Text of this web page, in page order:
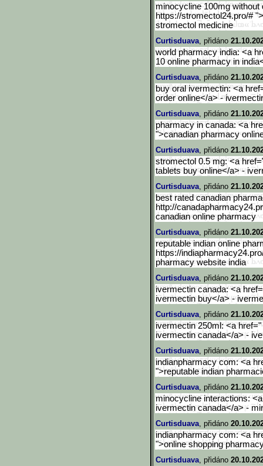
minocycline 100mg without
https://stromectol24.pro/#
stromectol medicine
Curtisduava, přidáno
world pharmacy india: <a
10 online pharmacy in
Curtisduava, přidáno
buy oral ivermectin: <a
order online</a> -
Curtisduava, přidáno
pharmacy in canada: <a
">canadian pharmacy
Curtisduava, přidáno
stromectol 0.5 mg: <a
tablets buy online</a> -
Curtisduava, přidáno
best rated canadian
http://
canadian online pharmacy
Curtisduava, přidáno
reputable indian online
https://
pharmacy website india
Curtisduava, přidáno
ivermectin canada: <a
ivermectin buy</a> -
Curtisduava, přidáno
ivermectin 250ml: <a
ivermectin canada</a> -
Curtisduava, přidáno
indianpharmacy com: <a
">reputable indian
Curtisduava, přidáno
minocycline interactions:
ivermectin canada</a> -
Curtisduava, přidáno
indianpharmacy com: <a
">online shopping
Curtisduava, přidáno